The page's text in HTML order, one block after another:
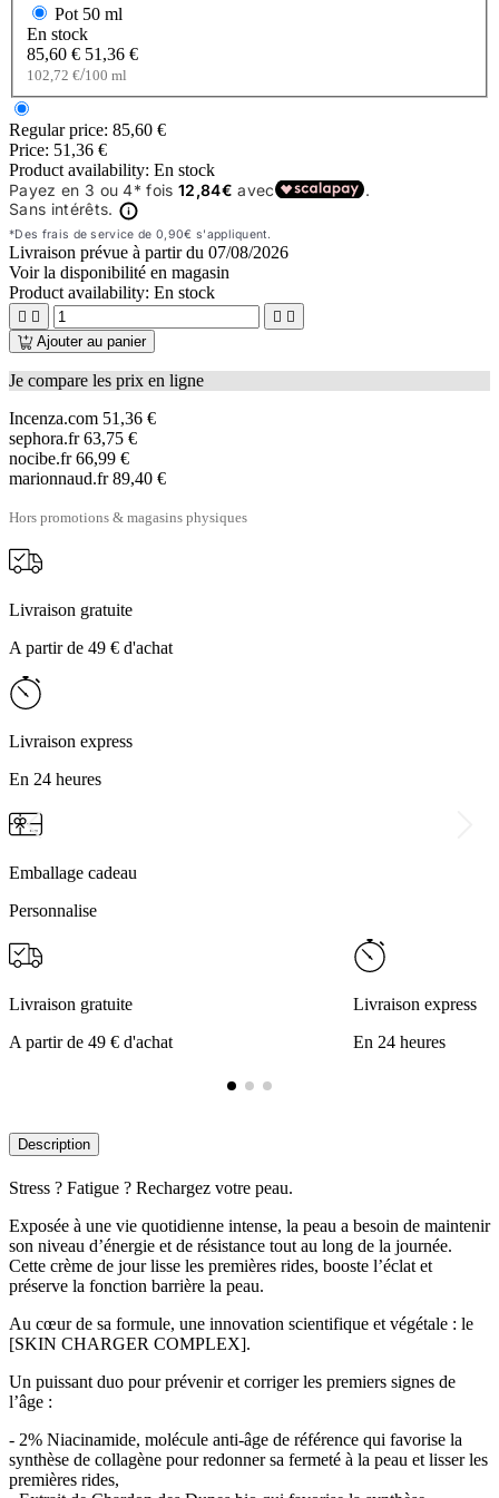
Pot 50 ml
En stock
85,60 € 51,36 €
102,72 €/100 ml
Regular price: 85,60 €
Price: 51,36 €
Product availability: En stock
Livraison prévue à partir du 07/08/2026
Voir la disponibilité en magasin
Product availability: En stock
   
Ajouter au panier
Je compare les prix en ligne
Incenza.com 51,36 €
sephora.fr 63,75 €
nocibe.fr 66,99 €
marionnaud.fr 89,40 €
Hors promotions & magasins physiques
Livraison gratuite
A partir de 49 € d'achat
Livraison express
En 24 heures
Emballage cadeau
Personnalise
Livraison gratuite
A partir de 49 € d'achat
Livraison express
En 24 heures
Description
Stress ? Fatigue ? Rechargez votre peau.
Exposée à une vie quotidienne intense, la peau a besoin de maintenir
son niveau d’énergie et de résistance tout au long de la journée.
Cette crème de jour lisse les premières rides, booste l’éclat et
préserve la fonction barrière la peau.
Au cœur de sa formule, une innovation scientifique et végétale : le
[SKIN CHARGER COMPLEX].
Un puissant duo pour prévenir et corriger les premiers signes de
l’âge :
- 2% Niacinamide, molécule anti-âge de référence qui favorise la
synthèse de collagène pour redonner sa fermeté à la peau et lisser les
premières rides,